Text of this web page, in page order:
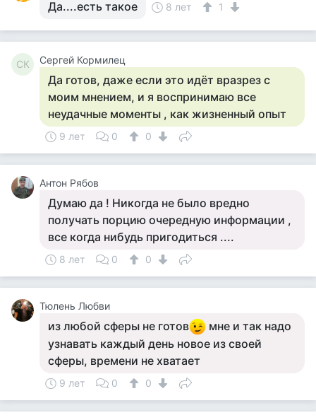
Да....есть такое 8 лет 1
СК Сергей Кормилец
Да готов, даже если это идёт вразрез с
моим мнением, и я воспринимаю все
неудачные моменты , как жизненный опыт
9 лет 0 0
Антон Рябов
Думаю да ! Никогда не было вредно
получать порцию очередную информации ,
все когда нибудь пригодиться ....
8 лет 0 0
Тюлень Любви
из любой сферы не готов
мне и так надо
узнавать каждый день новое из своей
сферы, времени не хватает
9 лет 0 0